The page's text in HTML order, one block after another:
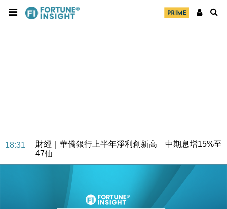
18:31
財經｜華僑銀行上半年淨利創新高 中期息增15%至
47仙
財經｜滙豐上調香港今年GDP預測至4.5% 看好貿易
及消費表現
本地｜假冒內地執法人員要求交「保證金」 43歲女子
損失近6900萬元